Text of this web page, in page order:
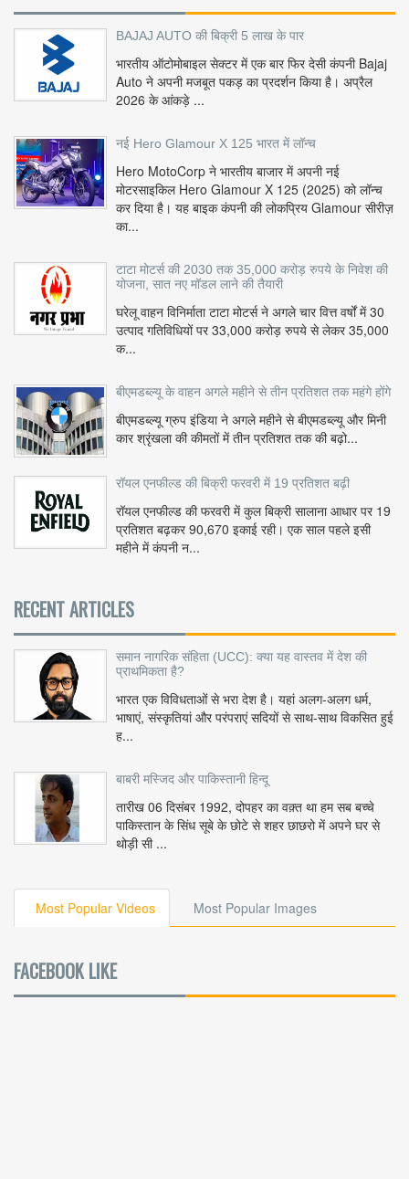
BAJAJ AUTO की बिक्री 5 लाख के पार
भारतीय ऑटोमोबाइल सेक्टर में एक बार फिर देसी कंपनी Bajaj
Auto ने अपनी मजबूत पकड़ का प्रदर्शन किया है। अप्रैल
2026 के आंकड़े ...
नई Hero Glamour X 125 भारत में लॉन्च
Hero MotoCorp ने भारतीय बाजार में अपनी नई
मोटरसाइकिल Hero Glamour X 125 (2025) को लॉन्च
कर दिया है। यह बाइक कंपनी की लोकप्रिय Glamour सीरीज़
का...
टाटा मोटर्स की 2030 तक 35,000 करोड़ रुपये के निवेश की
योजना, सात नए मॉडल लाने की तैयारी
घरेलू वाहन विनिर्माता टाटा मोटर्स ने अगले चार वित्त वर्षों में 30
उत्पाद गतिविधियों पर 33,000 करोड़ रुपये से लेकर 35,000
क...
बीएमडब्ल्यू के वाहन अगले महीने से तीन प्रतिशत तक महंगे होंगे
बीएमडब्ल्यू ग्रुप इंडिया ने अगले महीने से बीएमडब्ल्यू और मिनी
कार श्रृंखला की कीमतों में तीन प्रतिशत तक की बढ़ो...
रॉयल एनफील्ड की बिक्री फरवरी में 19 प्रतिशत बढ़ी
रॉयल एनफील्ड की फरवरी में कुल बिक्री सालाना आधार पर 19
प्रतिशत बढ़कर 90,670 इकाई रही। एक साल पहले इसी
महीने में कंपनी न...
RECENT ARTICLES
समान नागरिक संहिता (UCC): क्या यह वास्तव में देश की
प्राथमिकता है?
भारत एक विविधताओं से भरा देश है। यहां अलग-अलग धर्म,
भाषाएं, संस्कृतियां और परंपराएं सदियों से साथ-साथ विकसित हुई
ह...
बाबरी मस्जिद और पाकिस्तानी हिन्दू
तारीख 06 दिसंबर 1992, दोपहर का वक़्त था हम सब बच्चे
पाकिस्तान के सिंध सूबे के छोटे से शहर छाछरो में अपने घर से
थोड़ी सी ...
Most Popular Videos Most Popular Images
FACEBOOK LIKE